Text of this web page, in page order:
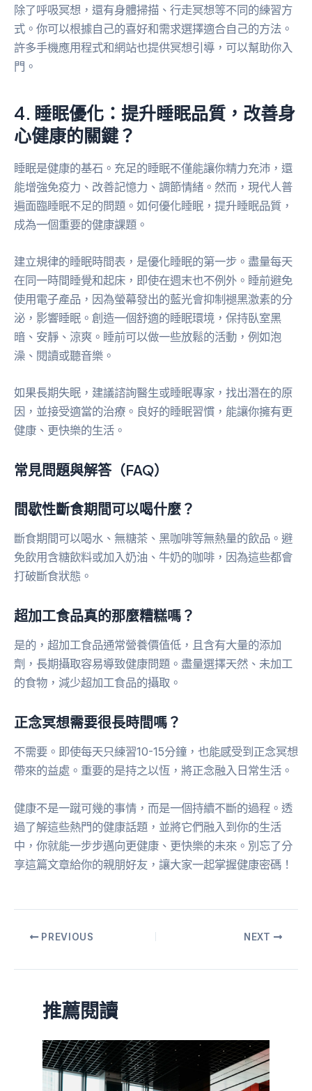
除了呼吸冥想，還有身體掃描、行走冥想等不同的練習方
式。你可以根據自己的喜好和需求選擇適合自己的方法。
許多手機應用程式和網站也提供冥想引導，可以幫助你入
門。
4. 睡眠優化：提升睡眠品質，改善身
心健康的關鍵？
睡眠是健康的基石。充足的睡眠不僅能讓你精力充沛，還
能增強免疫力、改善記憶力、調節情緒。然而，現代人普
遍面臨睡眠不足的問題。如何優化睡眠，提升睡眠品質，
成為一個重要的健康課題。
建立規律的睡眠時間表，是優化睡眠的第一步。盡量每天
在同一時間睡覺和起床，即使在週末也不例外。睡前避免
使用電子產品，因為螢幕發出的藍光會抑制褪黑激素的分
泌，影響睡眠。創造一個舒適的睡眠環境，保持臥室黑
暗、安靜、涼爽。睡前可以做一些放鬆的活動，例如泡
澡、閱讀或聽音樂。
如果長期失眠，建議諮詢醫生或睡眠專家，找出潛在的原
因，並接受適當的治療。良好的睡眠習慣，能讓你擁有更
健康、更快樂的生活。
常見問題與解答（FAQ）
間歇性斷食期間可以喝什麼？
斷食期間可以喝水、無糖茶、黑咖啡等無熱量的飲品。避
免飲用含糖飲料或加入奶油、牛奶的咖啡，因為這些都會
打破斷食狀態。
超加工食品真的那麼糟糕嗎？
是的，超加工食品通常營養價值低，且含有大量的添加
劑，長期攝取容易導致健康問題。盡量選擇天然、未加工
的食物，減少超加工食品的攝取。
正念冥想需要很長時間嗎？
不需要。即使每天只練習10-15分鐘，也能感受到正念冥想
帶來的益處。重要的是持之以恆，將正念融入日常生活。
健康不是一蹴可幾的事情，而是一個持續不斷的過程。透
過了解這些熱門的健康話題，並將它們融入到你的生活
中，你就能一步步邁向更健康、更快樂的未來。別忘了分
享這篇文章給你的親朋好友，讓大家一起掌握健康密碼！
PREVIOUS NEXT
推薦閱讀